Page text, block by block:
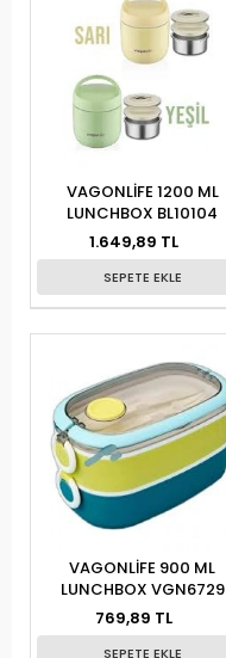
VAGONLİFE 1200 ML
LUNCHBOX BL10104
1.649,89 TL
SEPETE EKLE
VAGONLİFE 900 ML
LUNCHBOX VGN6729
769,89 TL
SEPETE EKLE